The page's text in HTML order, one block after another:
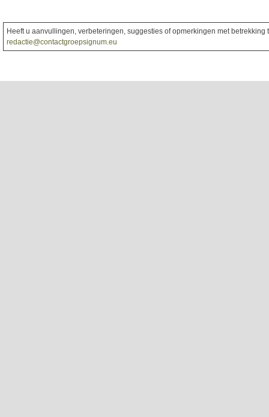
Heeft u aanvullingen, verbeteringen, suggesties of opmerkingen met
redactie@contactgroepsignum.eu